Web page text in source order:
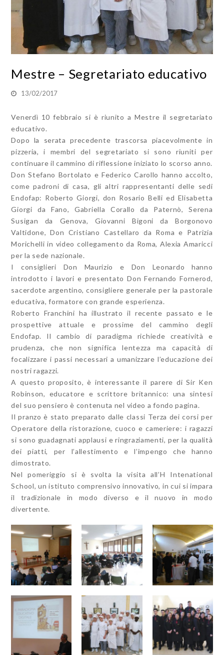
Mestre – Segretariato educativo
13/02/2017
Venerdì 10 febbraio si è riunito a Mestre il segretariato
educativo.
Dopo la serata precedente trascorsa piacevolmente in
pizzeria, i membri del segretariato si sono riuniti per
continuare il cammino di riflessione iniziato lo scorso anno.
Don Stefano Bortolato e Federico Carollo hanno accolto,
come padroni di casa, gli altri rappresentanti delle sedi
Endofap: Roberto Giorgi, don Rosario Belli ed Elisabetta
Giorgi da Fano, Gabriella Corallo da Paternò, Serena
Susigan da Genova, Giovanni Bigoni da Borgonovo
Valtidone, Don Cristiano Castellaro da Roma e Patrizia
Morichelli in video collegamento da Roma, Alexia Amaricci
per la sede nazionale.
I consiglieri Don Maurizio e Don Leonardo hanno
introdotto i lavori e presentato Don Fernando Fornerod,
sacerdote argentino, consigliere generale per la pastorale
educativa, formatore con grande esperienza.
Roberto Franchini ha illustrato il recente passato e le
prospettive attuale e prossime del cammino degli
Endofap. Il cambio di paradigma richiede creatività e
prudenza, che non significa lentezza ma capacità di
focalizzare i passi necessari a umanizzare l’educazione dei
nostri ragazzi.
A questo proposito, è interessante il parere di Sir Ken
Robinson, educatore e scrittore britannico: una sintesi
del suo pensiero è contenuta nel video a fondo pagina.
Il pranzo è stato preparato dalle classi Terza dei corsi per
Operatore della ristorazione, cuoco e cameriere: i ragazzi
si sono guadagnati applausi e ringraziamenti, per la qualità
dei piatti, per l’allestimento e l’impengo che hanno
dimostrato.
Nel pomeriggio si è svolta la visita all’H Intenational
School, un istituto comprensivo innovativo, in cui si impara
il tradizionale in modo diverso e il nuovo in modo
divertente.